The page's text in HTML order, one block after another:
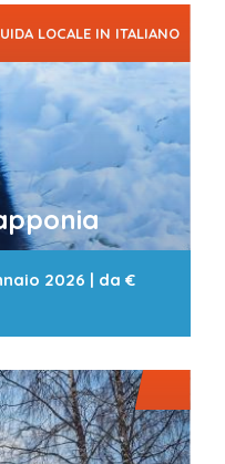
LOCALE IN ITALIANO
2026 | da€